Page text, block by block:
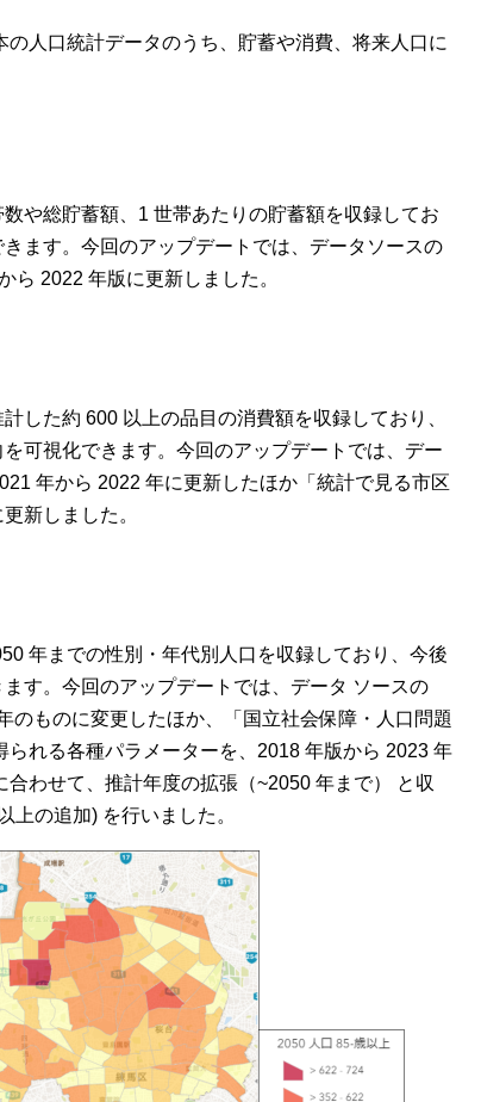
人口統計データのうち、貯蓄や消費、将来人口に
や総貯蓄額、1 世帯あたりの貯蓄額を収録してお
ます。今回のアップデートでは、データソースの
ら 2022 年版に更新しました。
した約 600 以上の品目の消費額を収録しており、
可視化できます。今回のアップデートでは、デー
年から 2022 年に更新したほか「統計で見る市区
新しました。
年までの性別・年代別人口を収録しており、今後
す。今回のアップデートでは、データ ソースの
のものに変更したほか、「国立社会保障・人口問題
れる各種パラメーターを、2018 年版から 2023 年
わせて、推計年度の拡張（~2050 年まで） と収
上の追加) を行いました。